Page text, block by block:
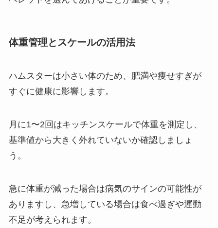
体重管理とスケールの活用法
ハムスターは小さい体のため、肥満や痩せすぎが
すぐに健康に影響します。
月に1〜2回はキッチンスケールで体重を測定し、
基準値から大きく外れていないか確認しましょ
う。
急に体重が減った場合は病気のサインの可能性が
ありますし、急増している場合は食べ過ぎや運動
不足が考えられます。